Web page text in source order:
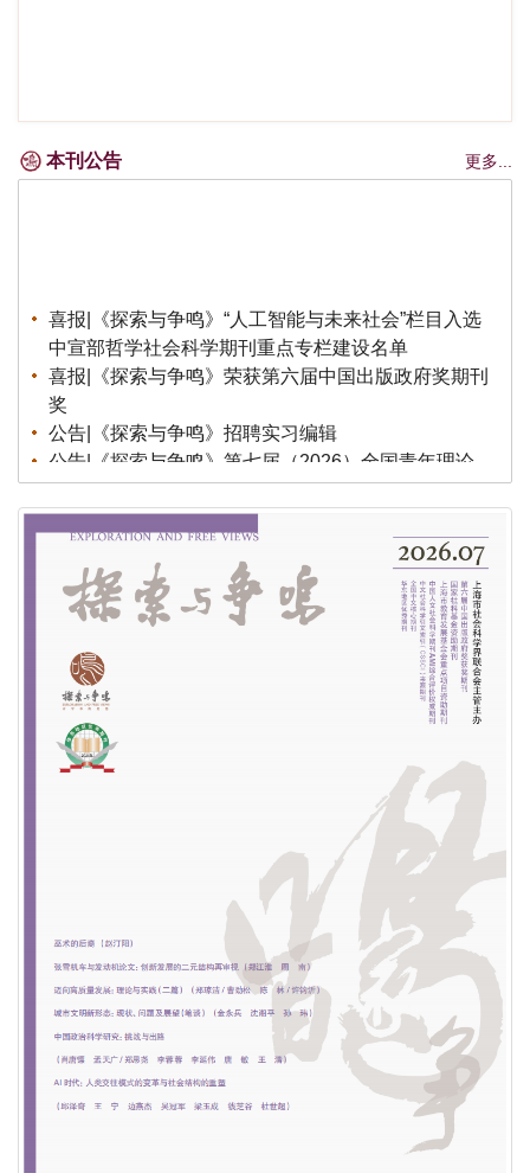
本刊公告 更多...
喜报|《探索与争鸣》“人工智能与未来社会”栏目入选
中宣部哲学社会科学期刊重点专栏建设名单
喜报|《探索与争鸣》荣获第六届中国出版政府奖期刊
奖
公告|《探索与争鸣》招聘实习编辑
公告|《探索与争鸣》第七届（2026）全国青年理论
创新征文公告
荣誉|《探索与争鸣》荣获第八届华东地区优秀期刊
荣誉|《探索与争鸣》2025再度蝉联国家社科基金资
助期刊“优秀期刊”
荣誉|《探索与争鸣》入展第三十一届北京国际图书博
览会“BIBF 2025中国精品期刊展”
荣誉|《探索与争鸣》获得国家哲学社会科学文献中心
2024年度综合性人文社会科学最受欢迎期刊
荣誉| 重磅发布！学术实力榜单出炉！《复印报刊资
料转载指数研究报告（2024年度）》
荣誉| 关于上海市模范集体、劳动模范和先进工作者